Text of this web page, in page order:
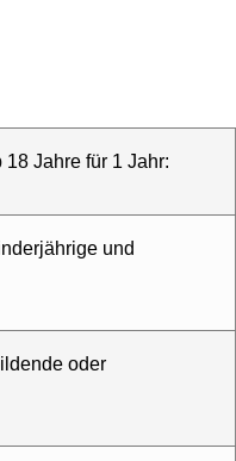
Jahre für 1 Jahr:
und
oder